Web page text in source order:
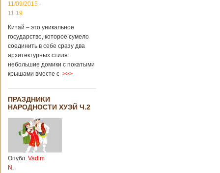
11/09/2015 -
11:19
Китай – это уникальное
государство, которое сумело
соединить в себе сразу два
архитектурных стиля:
небольшие домики с покатыми
крышами вместе с >>>
ПРАЗДНИКИ
НАРОДНОСТИ ХУЭЙ Ч.2
Опубл. Vadim
N.